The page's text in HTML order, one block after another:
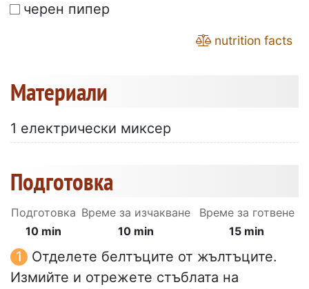
черен пипер
nutrition facts
Материали
1 електрически миксер
Подготовка
Подготовка
10 min
Време за изчакване
10 min
Време за готвене
15 min
Отделете белтъците от жълтъците.
Измийте и отрежете стъблата на